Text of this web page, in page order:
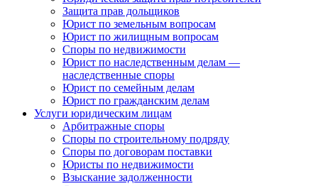
Защита прав дольщиков
Юрист по земельным вопросам
Юрист по жилищным вопросам
Споры по недвижимости
Юрист по наследственным делам —
наследственные споры
Юрист по семейным делам
Юрист по гражданским делам
Услуги юридическим лицам
Арбитражные споры
Споры по строительному подряду
Споры по договорам поставки
Юристы по недвижимости
Взыскание задолженности